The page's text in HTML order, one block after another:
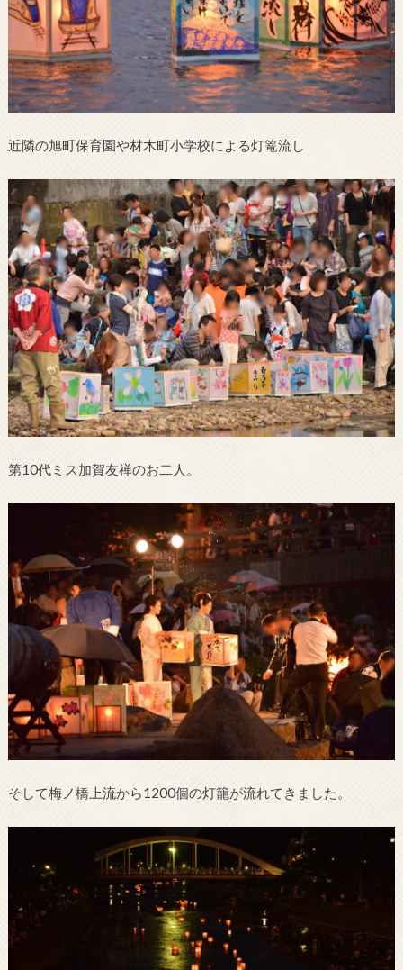
近隣の旭町保育園や材木町小学校による灯篭流し
第10代ミス加賀友禅のお二人。
そして梅ノ橋上流から1200個の灯籠が流れてきました。